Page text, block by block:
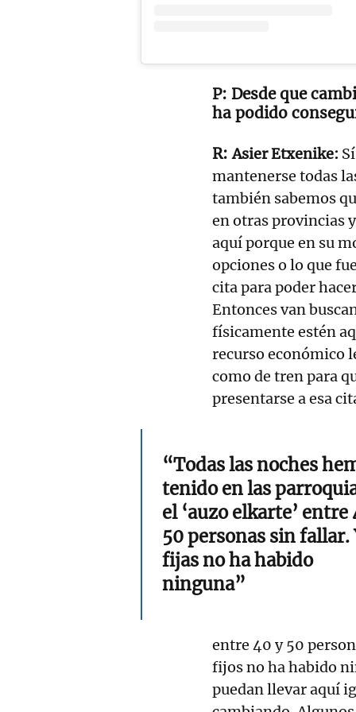
Desde que
ha podido
Asier Etxenike:
mantenerse todas
también sabemos
en otras provincias
aquí porque en su
opciones o lo que
cita para poder
Entonces van
físicamente estén
recurso económico
como de tren para
presentarse a esa
“Todas las noches
tenido en las
el ‘auzo elkarte’ entre
50 personas sin fallar.
fijas no ha habido
ninguna”
entre 40 y 50
fijos no ha habido
puedan llevar aquí